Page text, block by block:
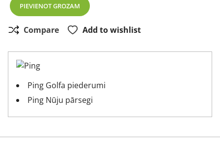
PIEVIENOT GROZAM
Compare Add to wishlist
Ping Golfa piederumi
Ping Nūju pārsegi